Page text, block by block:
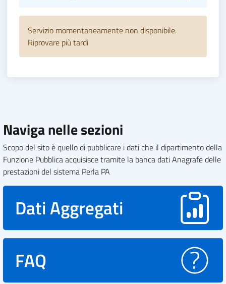
Servizio momentaneamente non disponibile.
Riprovare più tardi
Naviga nelle sezioni
Scopo del sito è quello di pubblicare i dati che il dipartimento della
Funzione Pubblica acquisisce tramite la banca dati Anagrafe delle
prestazioni del sistema Perla PA
Dati Aggregati
FAQ